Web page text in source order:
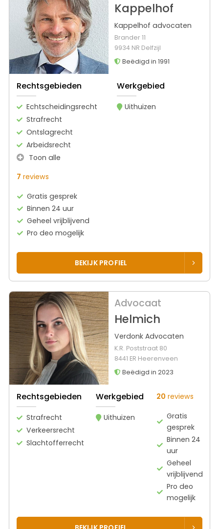
Kappelhof
Kappelhof advocaten
Brander 11
9934 NR Delfzijl
Beëdigd in 1991
Rechtsgebieden
Echtscheidingsrecht
Strafrecht
Ontslagrecht
Arbeidsrecht
Toon alle
Werkgebied
Uithuizen
7 reviews
Gratis gesprek
Binnen 24 uur
Geheel vrijblijvend
Pro deo mogelijk
BEKIJK PROFIEL
Advocaat
Helmich
Verdonk Advocaten
K.R. Poststraat 80
8441 ER Heerenveen
Beëdigd in 2023
Rechtsgebieden
Strafrecht
Verkeersrecht
Slachtofferrecht
Werkgebied
Uithuizen
20 reviews
Gratis
gesprek
Binnen 24
uur
Geheel
vrijblijvend
Pro deo
mogelijk